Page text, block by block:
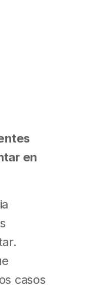
en
casos